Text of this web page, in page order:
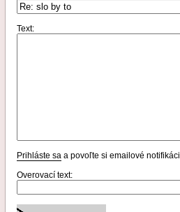
Text:
Prihláste sa a povoľte si emailové
Overovací text: